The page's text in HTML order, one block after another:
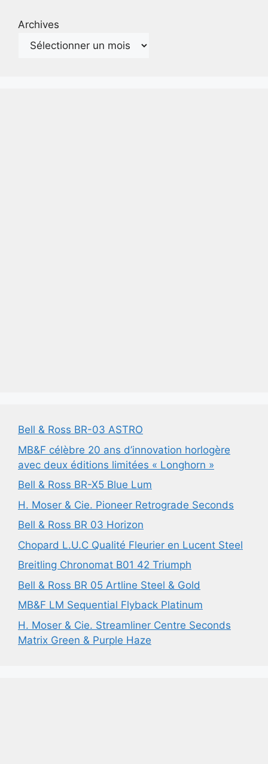
Archives
Bell & Ross BR-03 ASTRO
MB&F célèbre 20 ans d’innovation horlogère
avec deux éditions limitées « Longhorn »
Bell & Ross BR-X5 Blue Lum
H. Moser & Cie. Pioneer Retrograde Seconds
Bell & Ross BR 03 Horizon
Chopard L.U.C Qualité Fleurier en Lucent Steel
Breitling Chronomat B01 42 Triumph
Bell & Ross BR 05 Artline Steel & Gold
MB&F LM Sequential Flyback Platinum
H. Moser & Cie. Streamliner Centre Seconds
Matrix Green & Purple Haze